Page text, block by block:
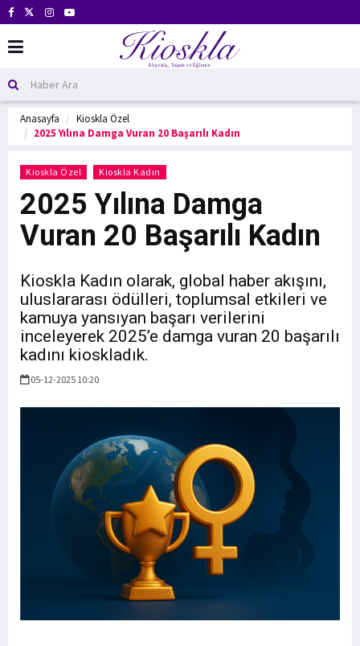
Anasayfa
Kioskla Özel
2025 Yılına Damga Vuran 20 Başarılı Kadın
Kioskla Özel Kioskla Kadın
2025 Yılına Damga
Vuran 20 Başarılı Kadın
Kioskla Kadın olarak, global haber akışını,
uluslararası ödülleri, toplumsal etkileri ve
kamuya yansıyan başarı verilerini
inceleyerek 2025’e damga vuran 20 başarılı
kadını kioskladık.
05-12-2025 10:20